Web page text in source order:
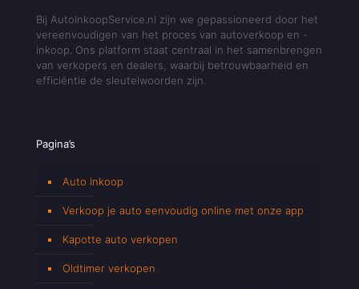
Bij AutoInkoopService.nl zijn we gepassioneerd door het
vereenvoudigen van het proces van autoverkoop en -
inkoop. Ons platform staat centraal in het samenbrengen
van verkopers en dealers, waarbij betrouwbaarheid en
efficiëntie de sleutelwoorden zijn.
Pagina’s
Auto Inkoop
Verkoop je auto eenvoudig online met onze app
Kapotte auto verkopen
Oldtimer verkopen